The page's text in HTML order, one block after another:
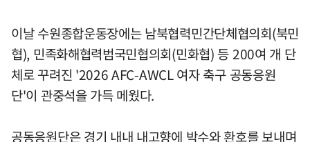
이날 수원종합운동장에는 남북협력민간단체협의회(북민
협), 민족화해협력범국민협의회(민화협) 등 200여 개 단
체로 꾸려진 '2026 AFC-AWCL 여자 축구 공동응원
단'이 관중석을 가득 메웠다.
공동응원단은 경기 내내 내고향에 박수와 환호를 보내며